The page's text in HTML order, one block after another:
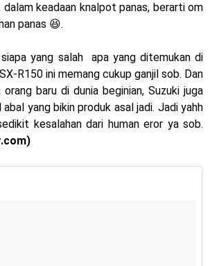
: Alex Rins berhasil juara pertama dan
Wr 155 R, Para Bikers Menikmati
Sore di Kota Medan
Kawasaki Ninja ZX-4RR 2023 yang cuma
keadaan knalpot panas, berarti om
panas 😆.
yang salah apa yang ditemukan di
R150 ini memang cukup ganjil sob. Dan
baru di dunia beginian, Suzuki juga
abal yang bikin produk asal jadi. Jadi yahh
kesalahan dari human eror ya sob.